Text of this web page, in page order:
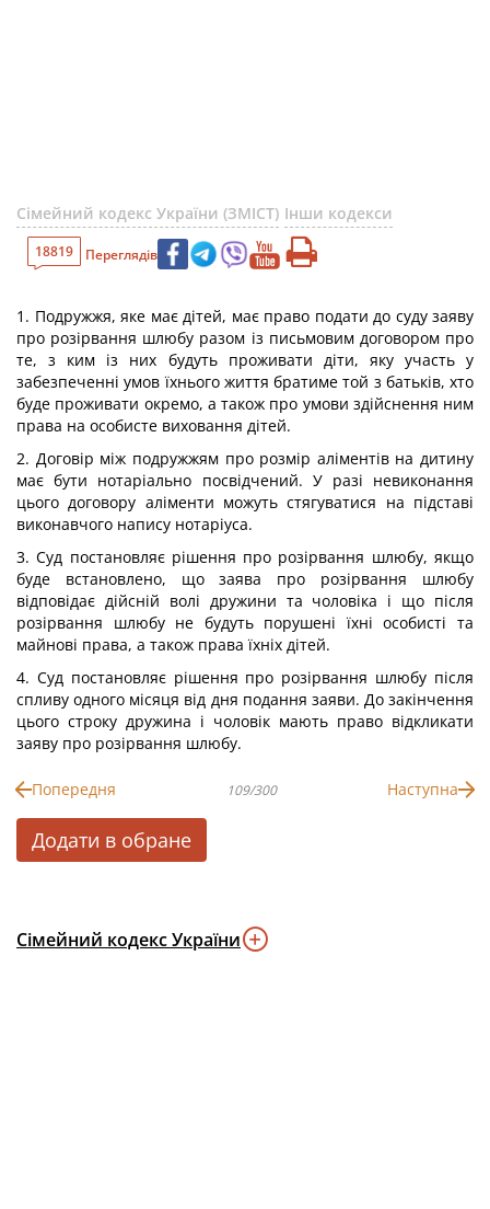
Сімейний кодекс України (ЗМІСТ) Інши кодекси
18819 Переглядів
1. Подружжя, яке має дітей, має право подати до суду заяву
про розірвання шлюбу разом із письмовим договором про
те, з ким із них будуть проживати діти, яку участь у
забезпеченні умов їхнього життя братиме той з батьків, хто
буде проживати окремо, а також про умови здійснення ним
права на особисте виховання дітей.
2. Договір між подружжям про розмір аліментів на дитину
має бути нотаріально посвідчений. У разі невиконання
цього договору аліменти можуть стягуватися на підставі
виконавчого напису нотаріуса.
3. Суд постановляє рішення про розірвання шлюбу, якщо
буде встановлено, що заява про розірвання шлюбу
відповідає дійсній волі дружини та чоловіка і що після
розірвання шлюбу не будуть порушені їхні особисті та
майнові права, а також права їхніх дітей.
4. Суд постановляє рішення про розірвання шлюбу після
спливу одного місяця від дня подання заяви. До закінчення
цього строку дружина і чоловік мають право відкликати
заяву про розірвання шлюбу.
Попередня 109/300 Наступна
Додати в обране
Сімейний кодекс України